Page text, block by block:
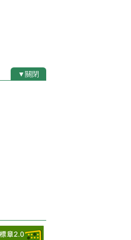
▼關閉